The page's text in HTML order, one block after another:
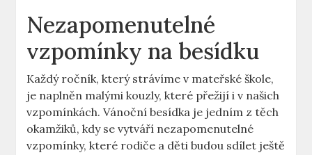
Nezapomenutelné
vzpomínky na besídku
Každý ročník, který strávíme v mateřské škole,
je naplněn malými kouzly, které přežijí i v našich
vzpomínkách. Vánoční besídka je jedním z těch
okamžiků, kdy se vytváří nezapomenutelné
vzpomínky, které rodiče a děti budou sdílet ještě